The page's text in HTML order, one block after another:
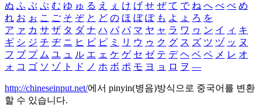
ぬ ふ ぶ ぷ む ゆ ゅ る え ぇ け げ せ ぜ て で ね へ べ ぺ め
れ お ぉ こ ご そ ぞ と ど の ほ ぼ ぽ も よ ょ ろ を
ア ァ カ サ ザ タ ダ ナ ハ バ パ マ ヤ ャ ラ ワ ヮ ン イ ィ キ
ギ シ ジ チ ヂ ニ ヒ ビ ピ ミ リ ウ ゥ ク グ ス ズ ツ ヅ ッ ヌ
フ ブ プ ム ユ ュ ル エ ェ ケ ゲ セ ゼ テ デ ヘ ベ ペ メ レ オ
ォ コ ゴ ソ ゾ ト ド ノ ホ ボ ポ モ ヨ ョ ロ ヲ ―
http://chineseinput.net/에서 pinyin(병음)방식으로 중국어를 변환
할 수 있습니다.